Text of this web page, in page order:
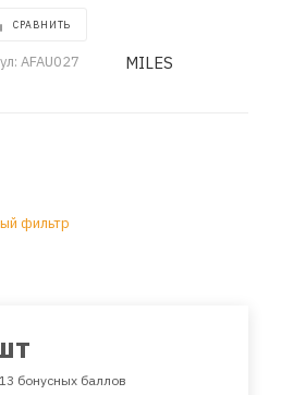
СРАВНИТЬ
AFAU027 MILES
фильтр
бонусных баллов